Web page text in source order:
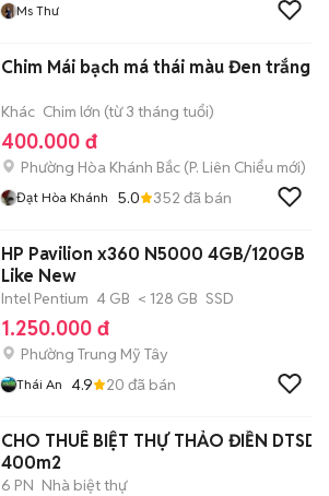
Ms Thư
Chim Mái bạch má thái màu Đen trắng
Khác Chim lớn (từ 3 tháng tuổi)
400.000 đ
Phường Hòa Khánh Bắc (P. Liên Chiểu mới)
Đạt Hòa Khánh 5.0 352 đã bán
HP Pavilion x360 N5000 4GB/120GB
Like New
Intel Pentium 4 GB < 128 GB SSD
1.250.000 đ
Phường Trung Mỹ Tây
Thái An 4.9 20 đã bán
CHO THUÊ BIỆT THỰ THẢO ĐIỀN DTSD
400m2
6 PN Nhà biệt thự